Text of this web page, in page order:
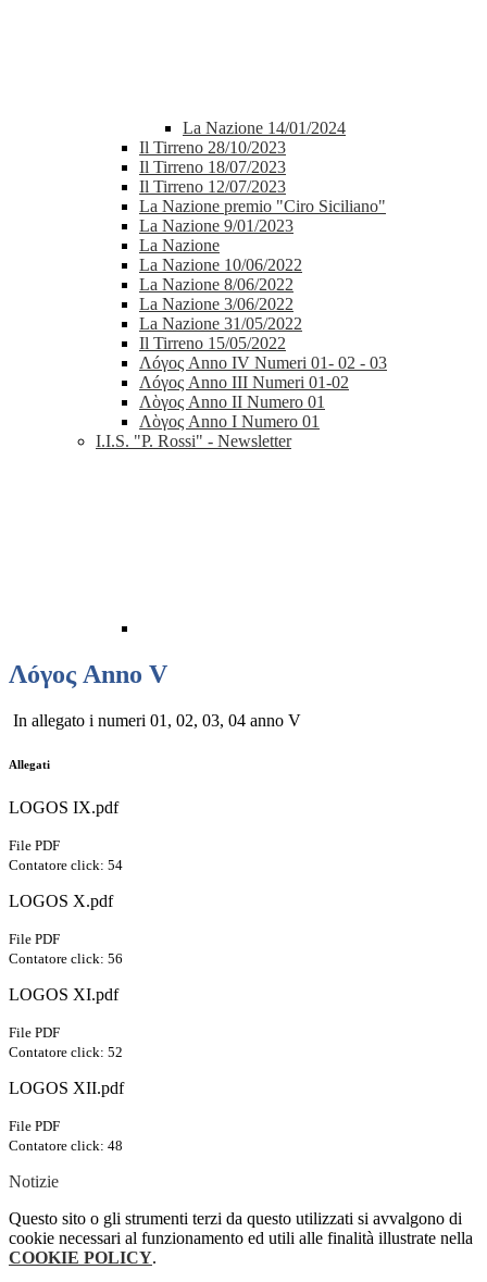
La Nazione 14/01/2024
Il Tirreno 28/10/2023
Il Tirreno 18/07/2023
Il Tirreno 12/07/2023
La Nazione premio "Ciro Siciliano"
La Nazione 9/01/2023
La Nazione
La Nazione 10/06/2022
La Nazione 8/06/2022
La Nazione 3/06/2022
La Nazione 31/05/2022
Il Tirreno 15/05/2022
Λóγος Anno IV Numeri 01- 02 - 03
Λóγος Anno III Numeri 01-02
Λὸγος Anno II Numero 01
Λὸγος Anno I Numero 01
I.I.S. "P. Rossi" - Newsletter
Λóγος Anno V
In allegato i numeri 01, 02, 03, 04 anno V
Allegati
LOGOS IX.pdf
File PDF
Contatore click: 54
LOGOS X.pdf
File PDF
Contatore click: 56
LOGOS XI.pdf
File PDF
Contatore click: 52
LOGOS XII.pdf
File PDF
Contatore click: 48
Notizie
Questo sito o gli strumenti terzi da questo utilizzati si avvalgono di
cookie necessari al funzionamento ed utili alle finalità illustrate nella
COOKIE POLICY.